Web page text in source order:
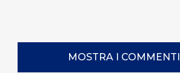
MOSTRA I COMMENTI